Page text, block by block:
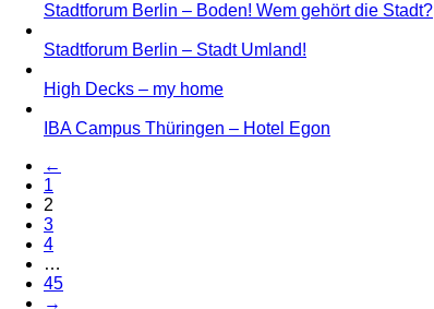
Stadtforum Berlin – Boden! Wem gehört die Stadt?
Stadtforum Berlin – Stadt Umland!
High Decks – my home
IBA Campus Thüringen – Hotel Egon
←
1
2
3
4
…
45
→